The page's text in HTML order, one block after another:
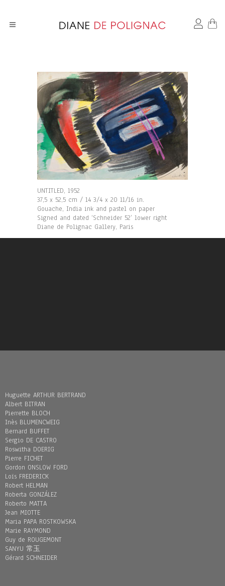
UNTITLED, 1952
37,5 x 52,5 cm / 14 3/4 x 20 11/16 in.
Gouache, India ink and pastel on paper
Signed and dated ‘Schneider 52’ lower right
Diane de Polignac Gallery, Paris
Huguette ARTHUR BERTRAND
Albert BITRAN
Pierrette BLOCH
Inès BLUMENCWEIG
Bernard BUFFET
Sergio DE CASTRO
Roswitha DOERIG
Pierre FICHET
Gordon ONSLOW FORD
Loïs FREDERICK
Robert HELMAN
Roberta GONZÁLEZ
Roberto MATTA
Jean MIOTTE
Maria PAPA ROSTKOWSKA
Marie RAYMOND
Guy de ROUGEMONT
SANYU 常玉
Gérard SCHNEIDER